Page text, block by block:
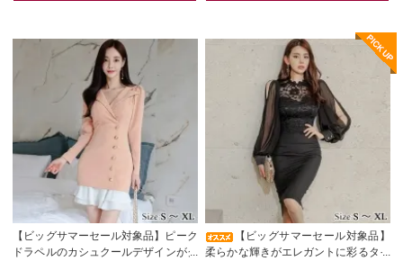
【ビッグサマーセール対象品】ピーク
ドラペルのカシュクールデザインがク
【ビッグサマーセール対象品】
柔らかな輝きがエレガントに彩るタイ